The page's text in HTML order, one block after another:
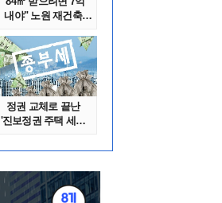
내야" 노원 재건축
정권 교체로 끝난
'진보정권 주택 세금